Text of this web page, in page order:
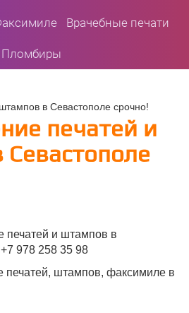
Врачебные печати
Пломбиры
в Севастополе срочно!
печатей и
печатей и штампов в
978 258 35 98
печатей, штампов, факсимиле в